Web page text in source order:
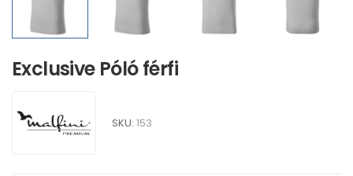
Exclusive Póló férfi
SKU: 153